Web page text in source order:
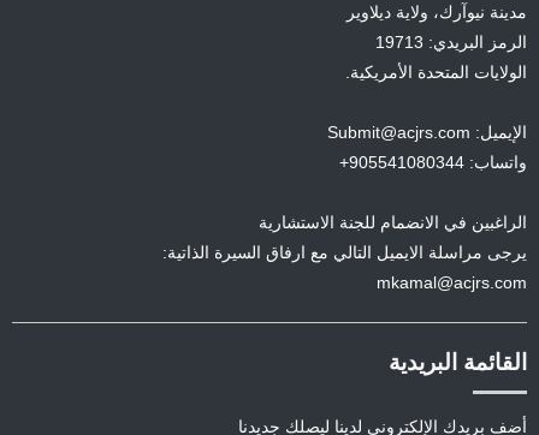
مدينة نيوآرك، ولاية ديلاوير
الرمز البريدي: 19713
الولايات المتحدة الأمريكية.
الإيميل: Submit@acjrs.com
واتساب: 905541080344+
الراغبين في الانضمام للجنة الاستشارية
يرجى مراسلة الايميل التالي مع ارفاق السيرة الذاتية:
mkamal@acjrs.com
القائمة البريدية
أضف بريدك الإلكتروني لدينا ليصلك جديدنا